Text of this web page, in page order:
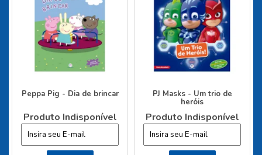
Peppa Pig - Dia de brincar
Produto Indisponível
PJ Masks - Um trio de
heróis
Produto Indisponível